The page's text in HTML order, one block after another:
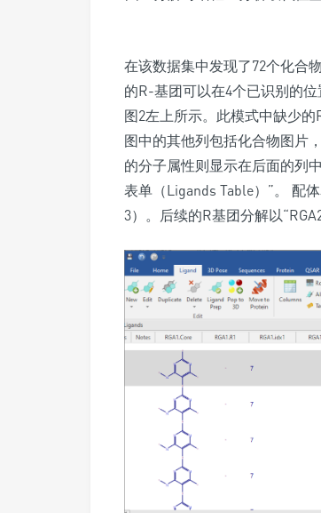
在该数据集中发现了72个化合
的R-基团可以在4个已识别的
图2左上所示。此模式中缺少
图中的其他列包括化合物图片
的分子属性则显示在后面的列
表单（Ligands Table）”。 配
3）。后续的R基团分解以